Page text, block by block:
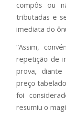
compôs ou
tributadas e
imediata do
“Assim,
repetição de
prova,
preço
foi
resumiu o